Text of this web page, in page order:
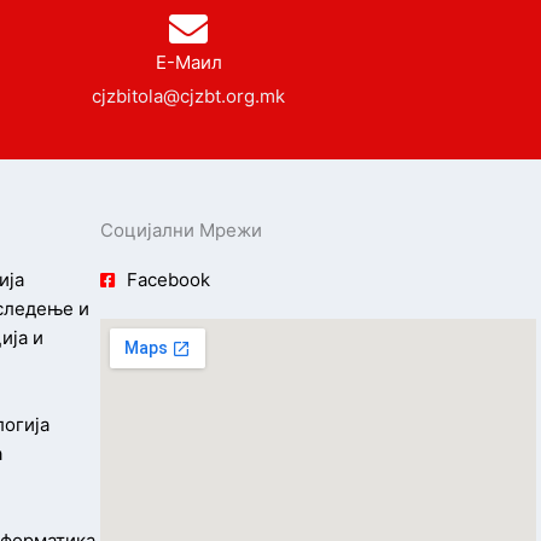
Е-Маил
cjzbitola@cjzbt.org.mk
и
и
Социјални Мрежи
Facebook